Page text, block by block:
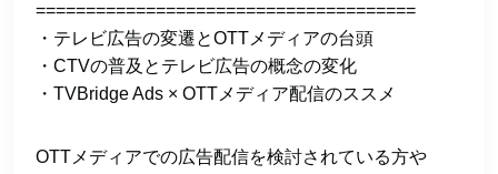
======================================
・テレビ広告の変遷とOTTメディアの台頭
・CTVの普及とテレビ広告の概念の変化
・TVBridge Ads × OTTメディア配信のススメ
OTTメディアでの広告配信を検討されている方や